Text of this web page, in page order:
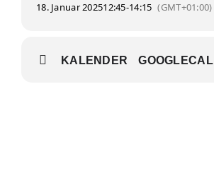
18. Januar 202512:45-14:15 (GMT+01:00)
KALENDER GOOGLECAL